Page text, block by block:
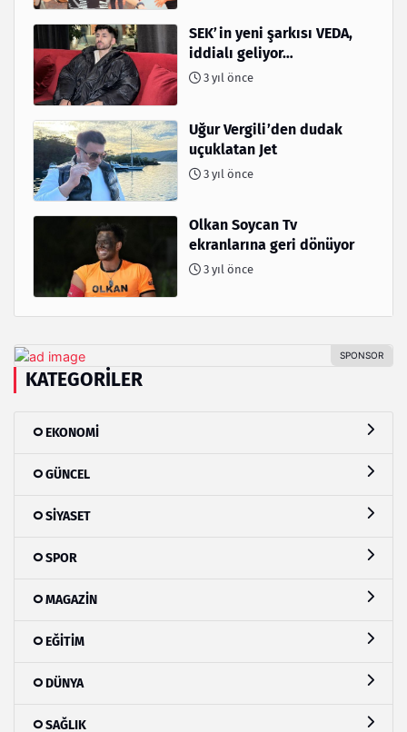
SEK’in yeni şarkısı VEDA,
iddialı geliyor…
3 yıl önce
Uğur Vergili’den dudak
uçuklatan Jet
3 yıl önce
Olkan Soycan Tv
ekranlarına geri dönüyor
3 yıl önce
KATEGORILER
EKONOMİ
GÜNCEL
SİYASET
SPOR
MAGAZİN
EĞİTİM
DÜNYA
SAĞLIK